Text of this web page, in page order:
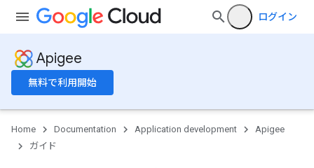
ログイン
Apigee
無料で利用開始
Home Documentation Application development
Apigee
ガイド